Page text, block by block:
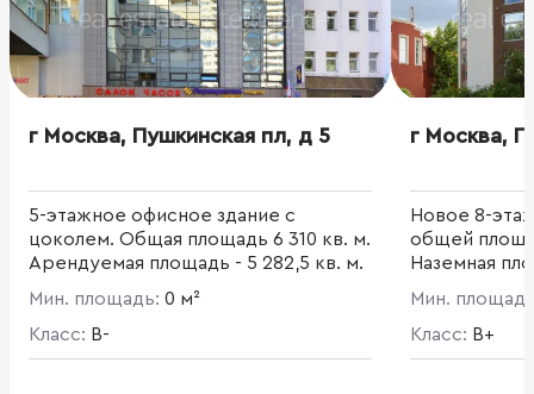
г Москва, Пушкинская пл, д 5
5-этажное офисное здание с
цоколем. Общая площадь 6 310 кв. м.
Арендуемая площадь - 5 282,5 кв. м.
Мин. площадь: 0 м²
Класс: B-
г Москва,
Новое 8-
общей
Наземная
Панорамное
потолков -
на 13 м/м,
м/м.
Мин.
Класс: B+